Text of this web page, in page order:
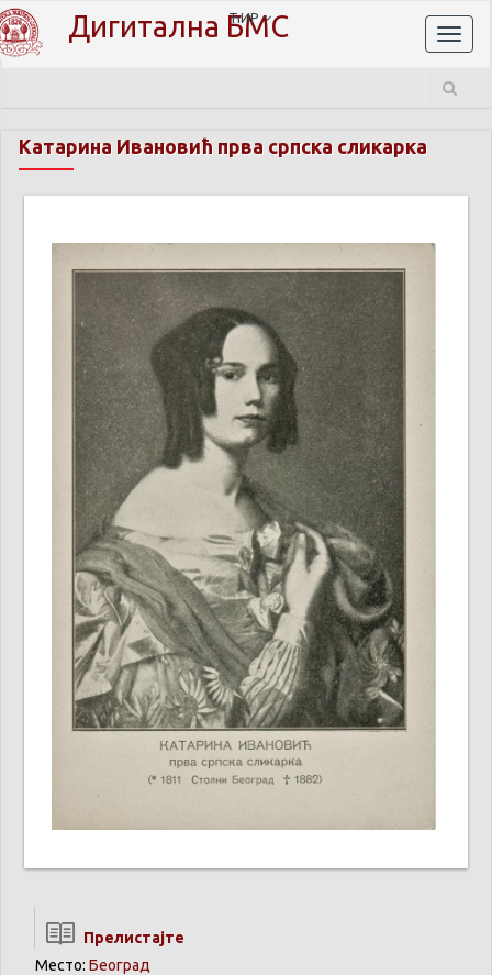
Дигитална БМС
ЋИР
Катарина Ивановић прва српска сликарка
Прелистајте
Место: Београд